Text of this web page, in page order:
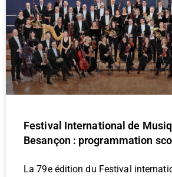
Festival International de
Besançon : programmation
La 79e édition du Festival